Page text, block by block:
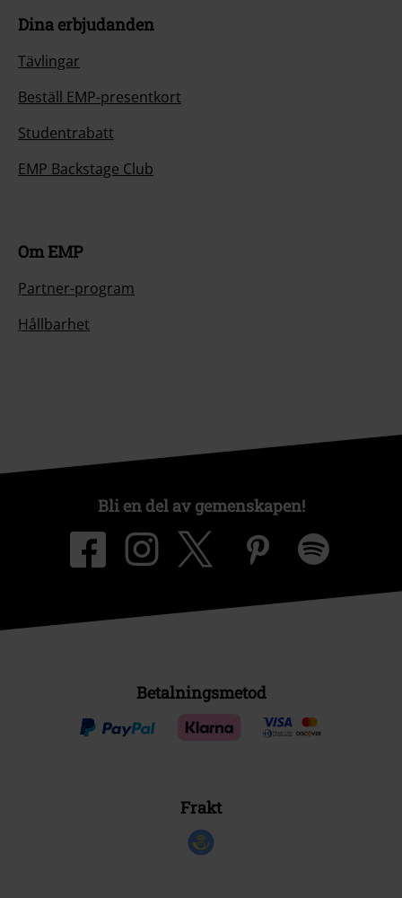
Dina erbjudanden
Tävlingar
Beställ EMP-presentkort
Studentrabatt
EMP Backstage Club
Om EMP
Partner-program
Hållbarhet
Bli en del av gemenskapen!
Betalningsmetod
Frakt